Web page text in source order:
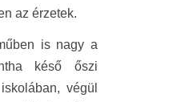
az érzetek.
is nagy a
késő őszi
végül